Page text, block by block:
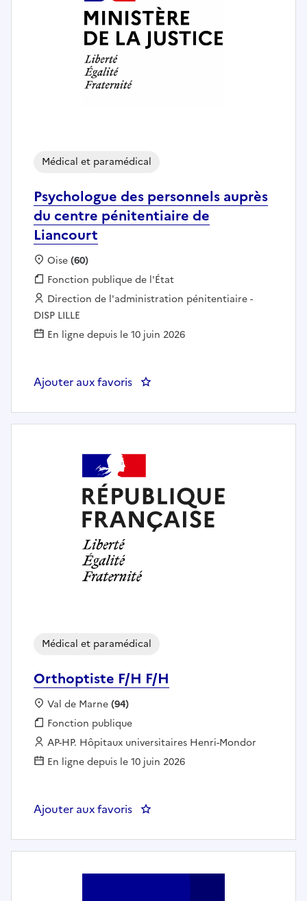
Psychologue des personnels auprès
du centre pénitentiaire de
Liancourt
Médical et paramédical
Localisation :
Oise(60)
Fonction publique :
Fonction publique de l'État
Employeur :
Direction de l'administration pénitentiaire -
DISP LILLE
En ligne depuis le 10 juin 2026
Ajouter aux favoris : Psychologue des personnels
Orthoptiste F/H F/H
Médical et paramédical
Localisation :
Val de Marne(94)
Fonction publique :
Fonction publique
Employeur :
AP-HP. Hôpitaux universitaires Henri-Mondor
En ligne depuis le 10 juin 2026
Ajouter aux favoris : Orthoptiste F/H F/H